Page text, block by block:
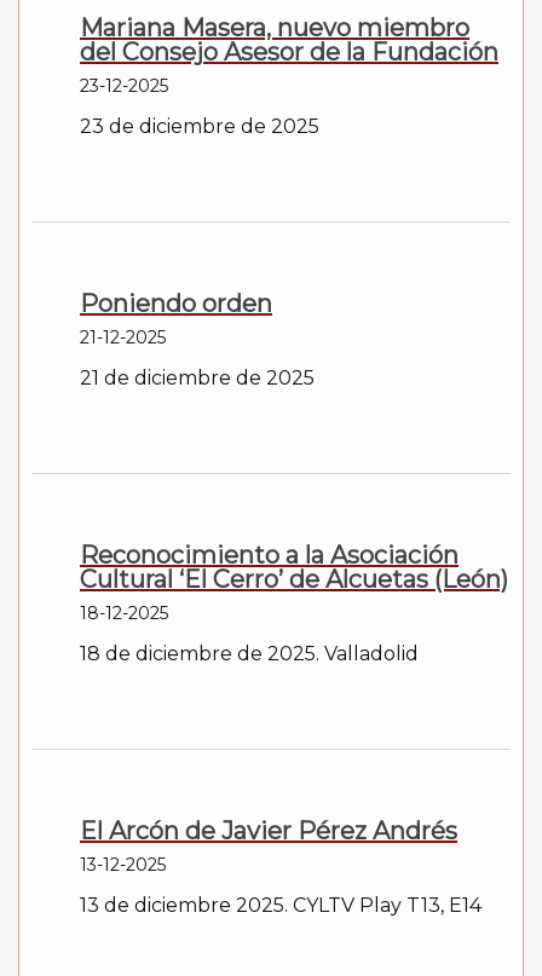
Mariana Masera, nuevo miembro
del Consejo Asesor de la Fundación
23-12-2025
23 de diciembre de 2025
Poniendo orden
21-12-2025
21 de diciembre de 2025
Reconocimiento a la Asociación
Cultural ‘El Cerro’ de Alcuetas (León)
18-12-2025
18 de diciembre de 2025. Valladolid
El Arcón de Javier Pérez Andrés
13-12-2025
13 de diciembre 2025. CYLTV Play T13, E14